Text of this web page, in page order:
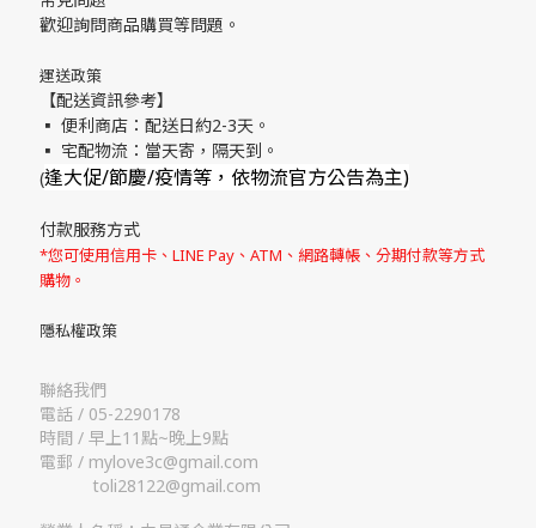
歡迎詢問商品購買等問題。
運送政策
【配送資訊參考】
▪ 便利商店：配送日約2-3天。
▪ 宅配物流：當天寄，隔天到。
(逢大促/節慶/疫情等，依物流官方公告為主)
付款服務方式
*您可使用信用卡、LINE Pay、ATM、網路轉帳、分期付款等方式
購物。
隱私權政策
聯絡我們
電話 / 05-2290178
時間 / 早上11點~晚上9點
電郵 / mylove3c@gmail.com
toli28122@gmail.com